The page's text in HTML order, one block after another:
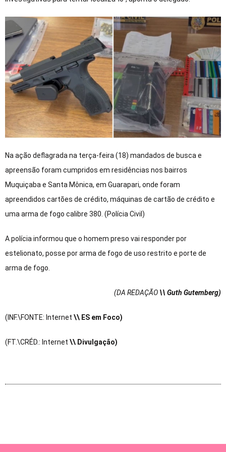
Na ação deflagrada na terça-feira (18) mandados de busca e
apreensão foram cumpridos em residências nos bairros
Muquiçaba e Santa Mônica, em Guarapari, onde foram
apreendidos cartões de crédito, máquinas de cartão de crédito e
uma arma de fogo calibre 380. (Polícia Civil)
A polícia informou que o homem preso vai responder por
estelionato, posse por arma de fogo de uso restrito e porte de
arma de fogo.
(DA REDAÇÃO \\ Guth Gutemberg)
(INF.\FONTE: Internet \\ ES em Foco)
(FT.\CRÉD.: Internet \\ Divulgação)